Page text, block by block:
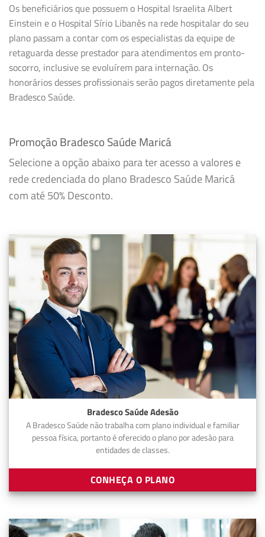
Os beneficiários que possuem o Hospital Israelita Albert
Einstein e o Hospital Sírio Libanês na rede hospitalar do seu
plano passam a contar com os especialistas da equipe de
retaguarda desse prestador para atendimentos em pronto-
socorro, inclusive se evoluírem para internação. Os
honorários desses profissionais serão pagos diretamente pela
Bradesco Saúde.
Promoção Bradesco Saúde Maricá
Selecione a opção abaixo para ter acesso a valores e
rede credenciada do plano Bradesco Saúde Maricá
com até 50% Desconto.
Bradesco Saúde Adesão
A Bradesco Saúde não trabalha com plano individual e familiar
pessoa física, portanto é oferecido o plano por adesão para
entidades de classes.
CONHEÇA O PLANO